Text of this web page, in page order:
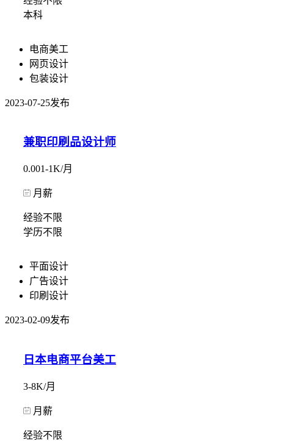
本科
电商美工
网页设计
包装设计
2023-07-25发布
兼职印刷品设计师
0.001-1K/月
月薪
经验不限
学历不限
平面设计
广告设计
印刷设计
2023-02-09发布
日本电商平台美工
3-8K/月
月薪
经验不限